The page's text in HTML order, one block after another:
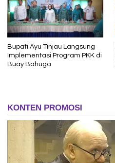
Bupati Ayu Tinjau Langsung
Implementasi Program PKK di
Buay Bahuga